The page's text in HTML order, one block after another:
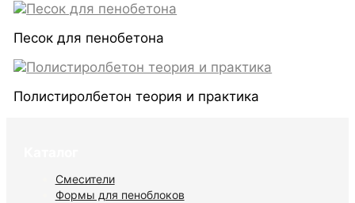
Песок для пенобетона
Полистиролбетон теория и практика
Смесители
Формы для пеноблоков